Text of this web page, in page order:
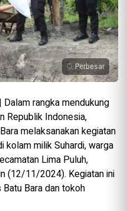
Perbesar
rangka mendukung
Republik Indonesia,
melaksanakan kegiatan
kolam milik Suhardi, warga
Lima Puluh,
(12/11/2024). Kegiatan ini
Bara dan tokoh